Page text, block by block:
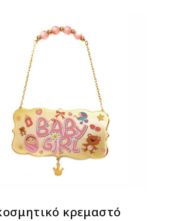
ΔΙΑΒΆΣΤΕ ΠΕΡΙΣΣΌΤΕΡΑ
κρεμαστό